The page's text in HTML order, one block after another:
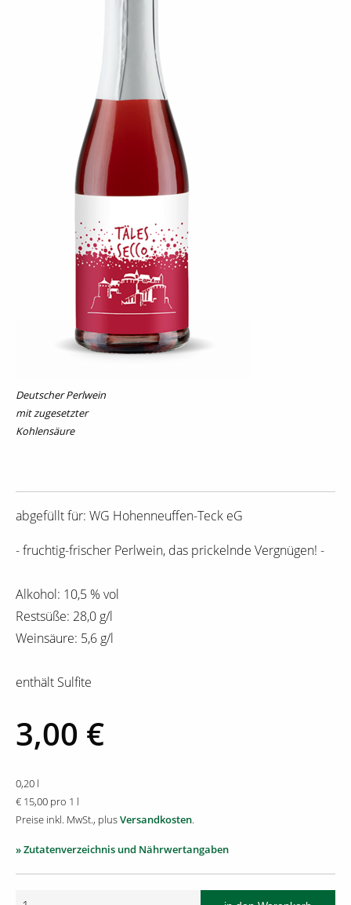
Deutscher Perlwein
mit zugesetzter
Kohlensäure
abgefüllt für: WG Hohenneuffen-Teck eG
- fruchtig-frischer Perlwein, das prickelnde Vergnügen! -
Alkohol: 10,5 % vol
Restsüße: 28,0 g/l
Weinsäure: 5,6 g/l
enthält Sulfite
3,00 €
0,20 l
€ 15,00 pro 1 l
Preise inkl. MwSt., plusVersandkosten.
» Zutatenverzeichnis und Nährwertangaben